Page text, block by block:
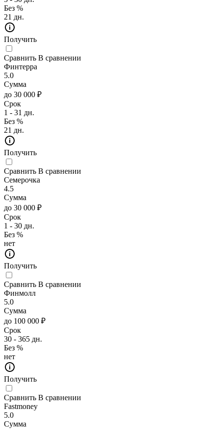
Без %
21 дн.
Получить
Сравнить В сравнении
Финтерра
5.0
Сумма
до 30 000 ₽
Срок
1 - 31 дн.
Без %
21 дн.
Получить
Сравнить В сравнении
Семерочка
4.5
Сумма
до 30 000 ₽
Срок
1 - 30 дн.
Без %
нет
Получить
Сравнить В сравнении
Финмолл
5.0
Сумма
до 100 000 ₽
Срок
30 - 365 дн.
Без %
нет
Получить
Сравнить В сравнении
Fastmoney
5.0
Сумма